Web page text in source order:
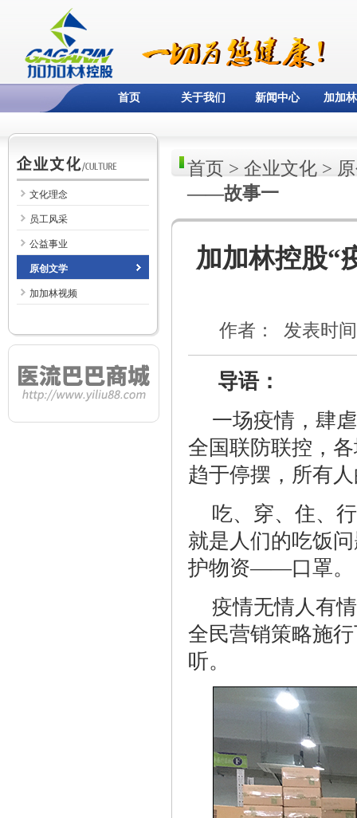
首页 关于我们 新闻中心 加加
文化理念
员工风采
公益事业
原创文学
加加林视频
首页 > 企业文化>
——故事一
加加林控股
作者： 发表时
导语：
一场疫情，肆
全国联防联控，
趋于停摆，所有
吃、穿、住、
就是人们的吃饭
护物资——口罩。
疫情无情人有
全民营销策略施
听。